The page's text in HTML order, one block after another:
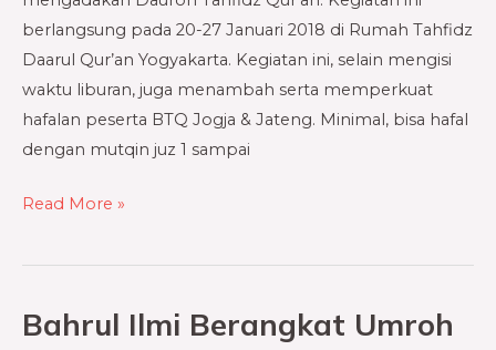
berlangsung pada 20-27 Januari 2018 di Rumah Tahfidz
Daarul Qur’an Yogyakarta. Kegiatan ini, selain mengisi
waktu liburan, juga menambah serta memperkuat
hafalan peserta BTQ Jogja & Jateng. Minimal, bisa hafal
dengan mutqin juz 1 sampai
Read More »
Bahrul Ilmi Berangkat Umroh
Bahrul